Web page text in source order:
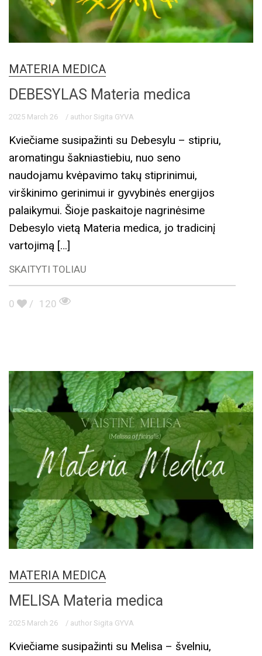
MATERIA MEDICA
DEBESYLAS Materia medica
2025 March 26 / author Sigita GYVA
Kviečiame susipažinti su Debesylu – stipriu,
aromatingu šakniastiebiu, nuo seno
naudojamu kvėpavimo takų stiprinimui,
virškinimo gerinimui ir gyvybinės energijos
palaikymui. Šioje paskaitoje nagrinėsime
Debesylo vietą Materia medica, jo tradicinį
vartojimą […]
SKAITYTI TOLIAU
0 / 120
MATERIA MEDICA
MELISA Materia medica
2025 March 26 / author Sigita GYVA
Kviečiame susipažinti su Melisa – švelniu,